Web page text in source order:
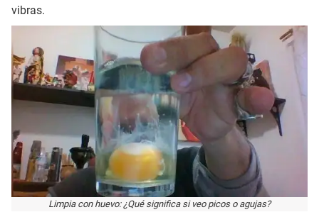
vibras.
Limpia con huevo: ¿Qué significa si veo picos o agujas?